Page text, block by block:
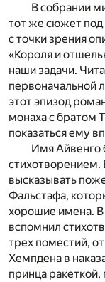
В собрании
тот же сюжет под
с точки зрения
«Короля и
наши задачи.
первоначальной
этот эпизод
монаха с братом
показаться ему
Имя Айвенго
стихотворением.
высказывать
Фальстафа,
хорошие имена.
вспомнил
трех поместий,
Хемпдена в
принца